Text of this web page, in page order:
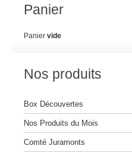
Panier
Panier vide
Nos produits
Box Découvertes
Nos Produits du Mois
Comté Juramonts